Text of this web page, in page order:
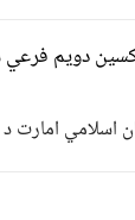
دویم فرعي
اسلامي امارت